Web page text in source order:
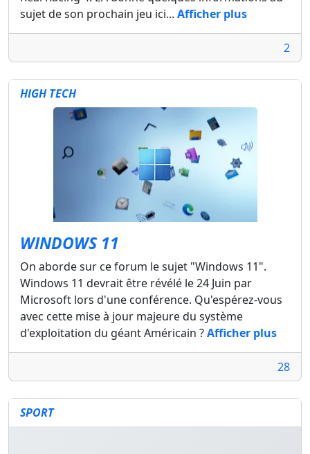
sujet de son prochain jeu ici... Afficher plus
2
HIGH TECH
WINDOWS 11
On aborde sur ce forum le sujet "Windows 11".
Windows 11 devrait être révélé le 24 Juin par
Microsoft lors d'une conférence. Qu'espérez-vous
avec cette mise à jour majeure du système
d'exploitation du géant Américain ?Afficher plus
28
SPORT